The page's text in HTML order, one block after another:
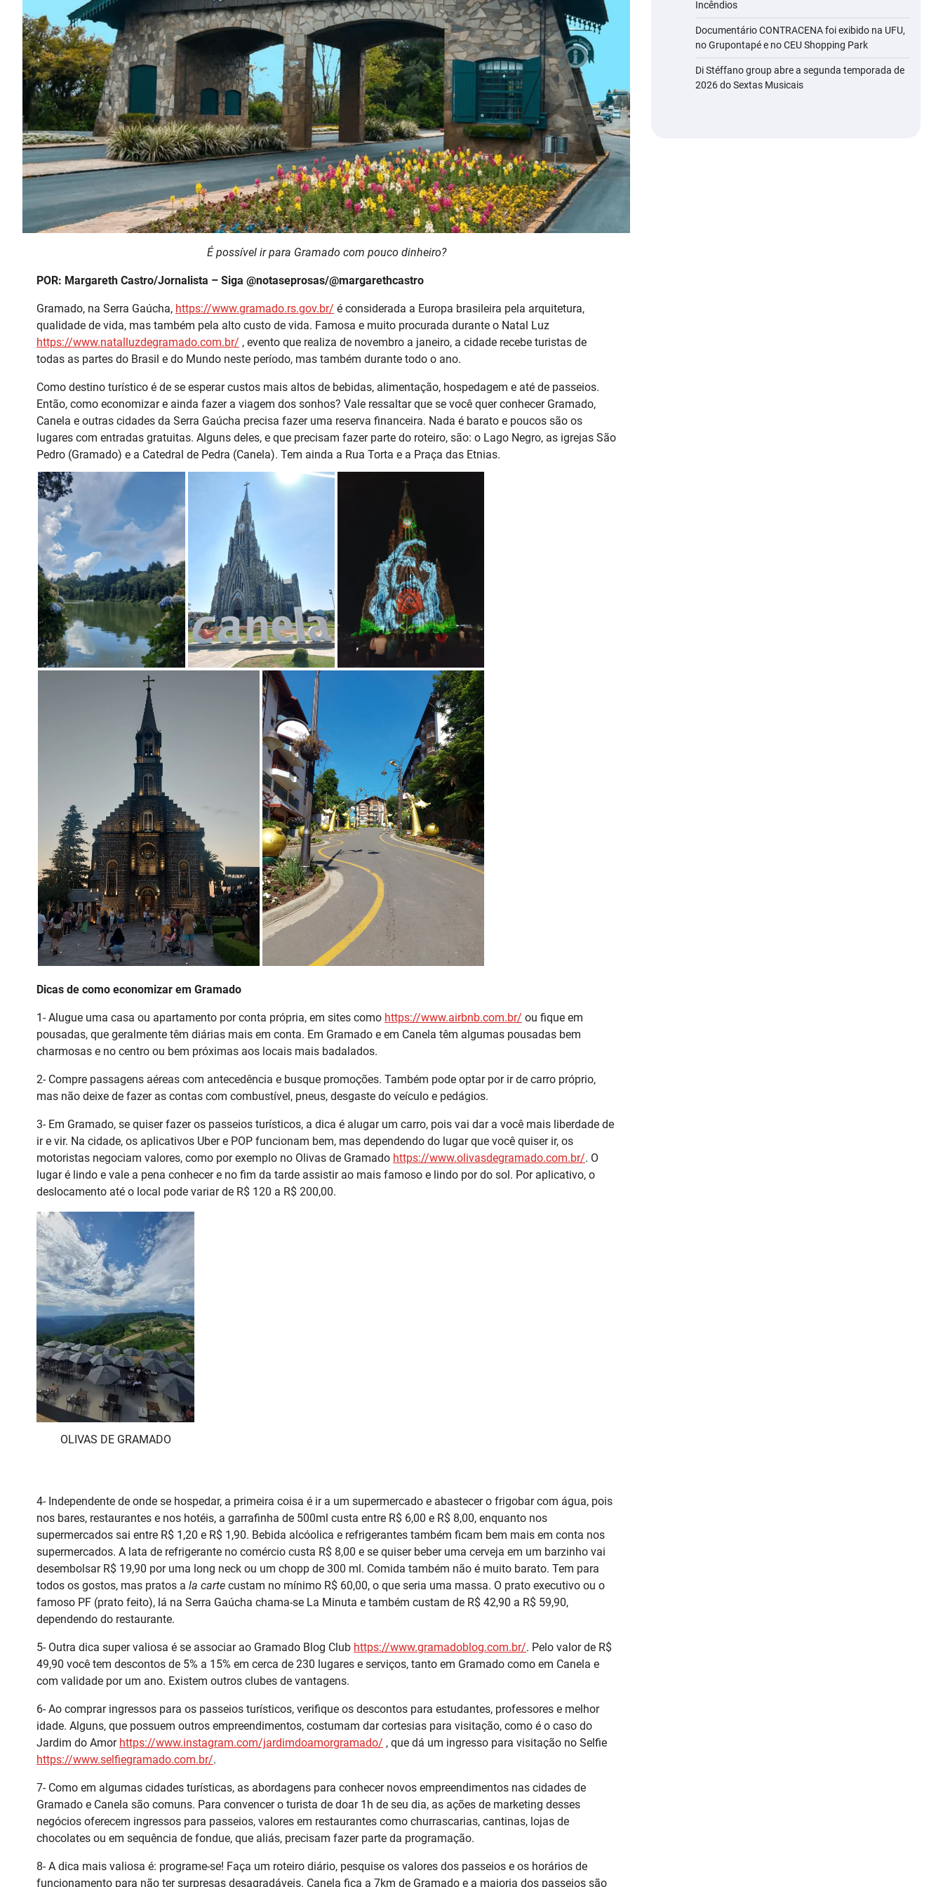
É possível ir para Gramado com pouco dinheiro?
POR: Margareth Castro/Jornalista – Siga @notaseprosas/@margarethcastro
Gramado, na Serra Gaúcha, https://www.gramado.rs.gov.br/ é considerada a Europa brasileira pela arquitetura,
qualidade de vida, mas também pela alto custo de vida. Famosa e muito procurada durante o Natal Luz
https://www.natalluzdegramado.com.br/ , evento que realiza de novembro a janeiro, a cidade recebe turistas de
todas as partes do Brasil e do Mundo neste período, mas também durante todo o ano.
Como destino turístico é de se esperar custos mais altos de bebidas, alimentação, hospedagem e até de passeios.
Então, como economizar e ainda fazer a viagem dos sonhos? Vale ressaltar que se você quer conhecer Gramado,
Canela e outras cidades da Serra Gaúcha precisa fazer uma reserva financeira. Nada é barato e poucos são os
lugares com entradas gratuitas. Alguns deles, e que precisam fazer parte do roteiro, são: o Lago Negro, as igrejas São
Pedro (Gramado) e a Catedral de Pedra (Canela). Tem ainda a Rua Torta e a Praça das Etnias.
Dicas de como economizar em Gramado
1- Alugue uma casa ou apartamento por conta própria, em sites como https://www.airbnb.com.br/ ou fique em
pousadas, que geralmente têm diárias mais em conta. Em Gramado e em Canela têm algumas pousadas bem
charmosas e no centro ou bem próximas aos locais mais badalados.
2- Compre passagens aéreas com antecedência e busque promoções. Também pode optar por ir de carro próprio,
mas não deixe de fazer as contas com combustível, pneus, desgaste do veículo e pedágios.
3- Em Gramado, se quiser fazer os passeios turísticos, a dica é alugar um carro, pois vai dar a você mais liberdade de
ir e vir. Na cidade, os aplicativos Uber e POP funcionam bem, mas dependendo do lugar que você quiser ir, os
motoristas negociam valores, como por exemplo no Olivas de Gramado https://www.olivasdegramado.com.br/. O
lugar é lindo e vale a pena conhecer e no fim da tarde assistir ao mais famoso e lindo por do sol. Por aplicativo, o
deslocamento até o local pode variar de R$ 120 a R$ 200,00.
OLIVAS DE GRAMADO
4- Independente de onde se hospedar, a primeira coisa é ir a um supermercado e abastecer o frigobar com água, pois
nos bares, restaurantes e nos hotéis, a garrafinha de 500ml custa entre R$ 6,00 e R$ 8,00, enquanto nos
supermercados sai entre R$ 1,20 e R$ 1,90. Bebida alcóolica e refrigerantes também ficam bem mais em conta nos
supermercados. A lata de refrigerante no comércio custa R$ 8,00 e se quiser beber uma cerveja em um barzinho vai
desembolsar R$ 19,90 por uma long neck ou um chopp de 300 ml. Comida também não é muito barato. Tem para
todos os gostos, mas pratos a la carte custam no mínimo R$ 60,00, o que seria uma massa. O prato executivo ou o
famoso PF (prato feito), lá na Serra Gaúcha chama-se La Minuta e também custam de R$ 42,90 a R$ 59,90,
dependendo do restaurante.
5- Outra dica super valiosa é se associar ao Gramado Blog Club https://www.gramadoblog.com.br/. Pelo valor de R$
49,90 você tem descontos de 5% a 15% em cerca de 230 lugares e serviços, tanto em Gramado como em Canela e
com validade por um ano. Existem outros clubes de vantagens.
6- Ao comprar ingressos para os passeios turísticos, verifique os descontos para estudantes, professores e melhor
idade. Alguns, que possuem outros empreendimentos, costumam dar cortesias para visitação, como é o caso do
Jardim do Amor https://www.instagram.com/jardimdoamorgramado/ , que dá um ingresso para visitação no Selfie
https://www.selfiegramado.com.br/.
7- Como em algumas cidades turísticas, as abordagens para conhecer novos empreendimentos nas cidades de
Gramado e Canela são comuns. Para convencer o turista de doar 1h de seu dia, as ações de marketing desses
negócios oferecem ingressos para passeios, valores em restaurantes como churrascarias, cantinas, lojas de
chocolates ou em sequência de fondue, que aliás, precisam fazer parte da programação.
8- A dica mais valiosa é: programe-se! Faça um roteiro diário, pesquise os valores dos passeios e os horários de
funcionamento para não ter surpresas desagradáveis. Canela fica a 7km de Gramado e a maioria dos passeios são
Incêndios
Documentário CONTRACENA foi exibido na UFU,
no Grupontapé e no CEU Shopping Park
Di Stéffano group abre a segunda temporada de
2026 do Sextas Musicais